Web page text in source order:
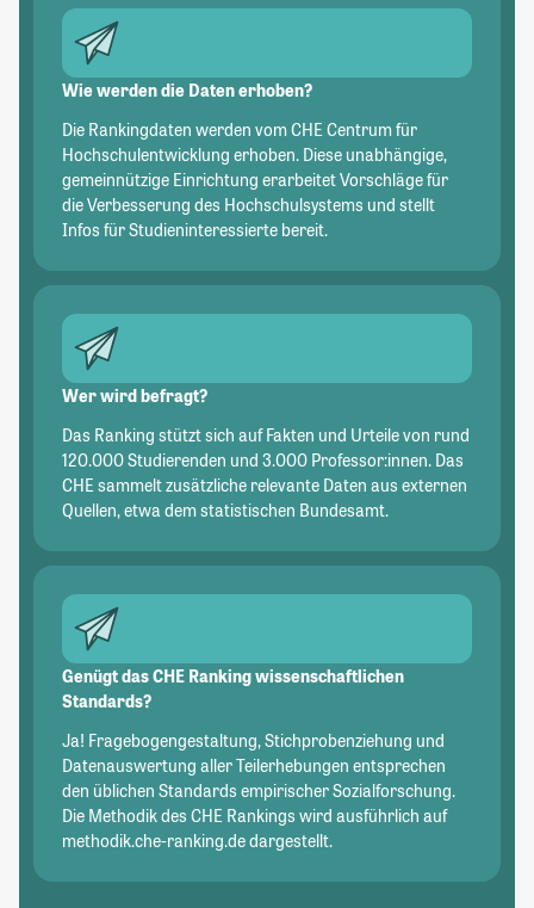
Wie werden die Daten erhoben?
Die Rankingdaten werden vom CHE Centrum für
Hochschulentwicklung erhoben. Diese unabhängige,
gemeinnützige Einrichtung erarbeitet Vorschläge für
die Verbesserung des Hochschulsystems und stellt
Infos für Studieninteressierte bereit.
Wer wird befragt?
Das Ranking stützt sich auf Fakten und Urteile von rund
120.000 Studierenden und 3.000 Professor:innen. Das
CHE sammelt zusätzliche relevante Daten aus externen
Quellen, etwa dem statistischen Bundesamt.
Genügt das CHE Ranking wissenschaftlichen
Standards?
Ja! Fragebogengestaltung, Stichprobenziehung und
Datenauswertung aller Teilerhebungen entsprechen
den üblichen Standards empirischer Sozialforschung.
Die Methodik des CHE Rankings wird ausführlich auf
methodik.che-ranking.de dargestellt.